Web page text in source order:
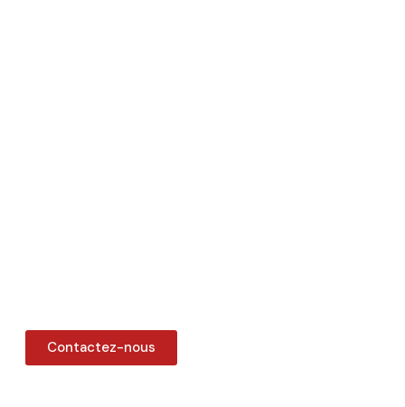
Contactez-nous